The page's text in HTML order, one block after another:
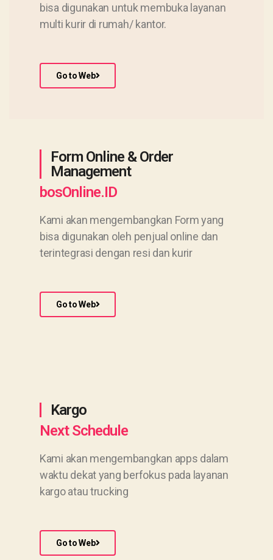
bisa digunakan untuk membuka layanan
multi kurir di rumah/ kantor.
Go to Web
Form Online & Order
Management
bosOnline.ID
Kami akan mengembangkan Form yang
bisa digunakan oleh penjual online dan
terintegrasi dengan resi dan kurir
Go to Web
Kargo
Next Schedule
Kami akan mengembangkan apps dalam
waktu dekat yang berfokus pada layanan
kargo atau trucking
Go to Web